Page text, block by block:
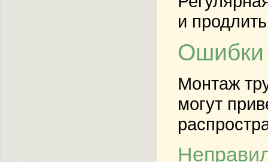
и
Ошибки
Монтаж
могут